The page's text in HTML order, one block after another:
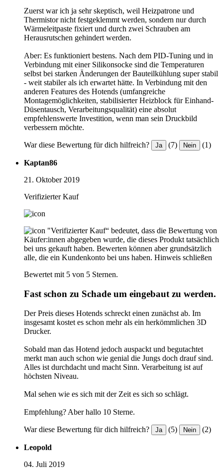
Zuerst war ich ja sehr skeptisch, weil Heizpatrone und
Thermistor nicht festgeklemmt werden, sondern nur durch
Wärmeleitpaste fixiert und durch zwei Schrauben am
Herausrutschen gehindert werden.
Aber: Es funktioniert bestens. Nach dem PID-Tuning und in
Verbindung mit einer Silikonsocke sind die Temperaturen
selbst bei starken Änderungen der Bauteilkühlung super stabil
- weit stabiler als ich erwartet hätte. In Verbindung mit den
anderen Features des Hotends (umfangreiche
Montagemöglichkeiten, stabilisierter Heizblock für Einhand-
Düsentausch, Verarbeitungsqualität) eine absolut
empfehlenswerte Investition, wenn man sein Druckbild
verbessern möchte.
War diese Bewertung für dich hilfreich? Ja (7) Nein (1)
Kaptan86
21. Oktober 2019
Verifizierter Kauf
"Verifizierter Kauf“ bedeutet, dass die Bewertung von
Käufer:innen abgegeben wurde, die dieses Produkt tatsächlich
bei uns gekauft haben. Bewerten können aber grundsätzlich
alle, die ein Kundenkonto bei uns haben. Hinweis schließen
Bewertet mit 5 von 5 Sternen.
Fast schon zu Schade um eingebaut zu werden.
Der Preis dieses Hotends schreckt einen zunächst ab. Im
insgesamt kostet es schon mehr als ein herkömmlichen 3D
Drucker.
Sobald man das Hotend jedoch auspackt und begutachtet
merkt man auch schon wie genial die Jungs doch drauf sind.
Alles ist durchdacht und macht Sinn. Verarbeitung ist auf
höchsten Niveau.
Mal sehen wie es sich mit der Zeit es sich so schlägt.
Empfehlung? Aber hallo 10 Sterne.
War diese Bewertung für dich hilfreich? Ja (5) Nein (2)
Leopold
04. Juli 2019